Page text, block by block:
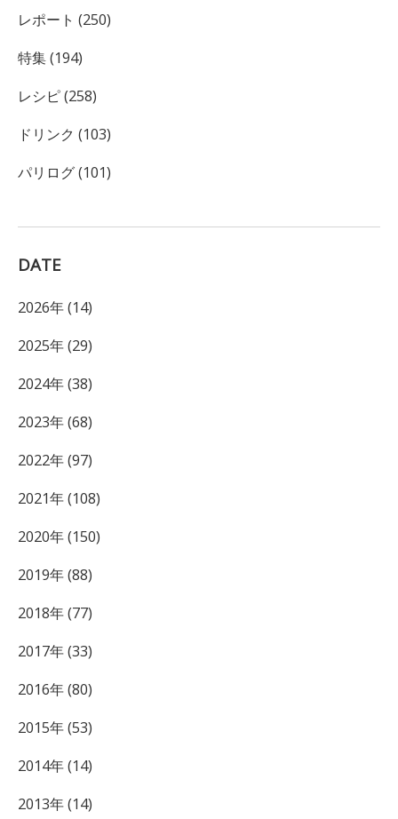
レポート (250)
特集 (194)
レシピ (258)
ドリンク (103)
パリログ (101)
DATE
2026年 (14)
2025年 (29)
2024年 (38)
2023年 (68)
2022年 (97)
2021年 (108)
2020年 (150)
2019年 (88)
2018年 (77)
2017年 (33)
2016年 (80)
2015年 (53)
2014年 (14)
2013年 (14)